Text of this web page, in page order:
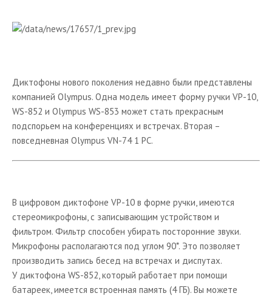
Каталог аксессуаров к hi-fi
Плазменные панели
Телевизоры
Проекционное оборудование
Спутниковое телевидение
Аудио техника Hi-Fi
Новости из мира Аудио&Видео
Диктофоны нового поколения недавно были представлены
компанией Olympus. Одна модель имеет форму ручки VP-10,
WS-852 и Olympus WS-853 может стать прекрасным
подспорьем на конференциях и встречах. Вторая –
повседневная Olympus VN-74 1 PC.
В цифровом диктофоне VP-10 в форме ручки, имеются
стереомикрофоны, с записывающим устройством и
фильтром. Фильтр способен убирать посторонние звуки.
Микрофоны располагаются под углом 90*. Это позволяет
производить запись бесед на встречах и диспутах.
У диктофона WS-852, который работает при помощи
батареек, имеется встроенная память (4 ГБ). Вы можете